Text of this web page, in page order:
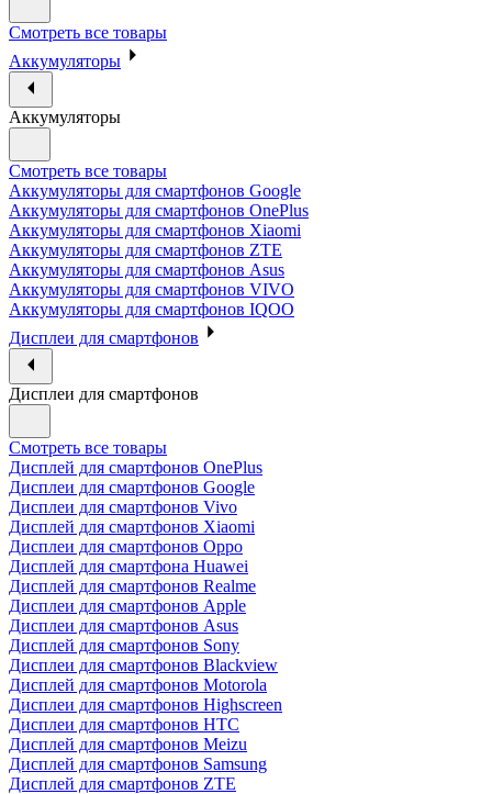
Смотреть все товары
Аккумуляторы
Аккумуляторы
Смотреть все товары
Аккумуляторы для смартфонов Google
Аккумуляторы для смартфонов OnePlus
Аккумуляторы для смартфонов Xiaomi
Аккумуляторы для смартфонов ZTE
Аккумуляторы для cмартфонов Asus
Аккумуляторы для смартфонов VIVO
Аккумуляторы для смартфонов IQOO
Дисплеи для смартфонов
Дисплеи для смартфонов
Смотреть все товары
Дисплей для смартфонов OnePlus
Дисплеи для смартфонов Google
Дисплеи для смартфонов Vivo
Дисплей для смартфонов Xiaomi
Дисплеи для смартфонов Oppo
Дисплей для смартфона Huawei
Дисплей для смартфонов Realme
Дисплеи для смартфонов Apple
Дисплеи для смартфонов Asus
Дисплей для смартфонов Sony
Дисплеи для смартфонов Blackview
Дисплей для смартфонов Motorola
Дисплеи для смартфонов Highscreen
Дисплеи для смартфонов HTC
Дисплей для смартфонов Meizu
Дисплей для смартфонов Samsung
Дисплей для смартфонов ZTE